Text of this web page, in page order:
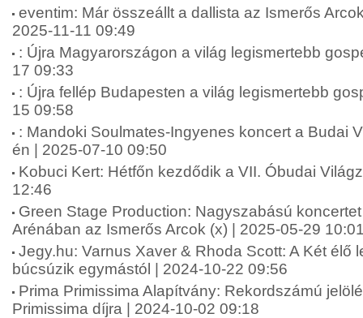
eventim: Már összeállt a dallista az Ismerős
2025-11-11 09:49
: Újra Magyarországon a világ legismertebb
17 09:33
: Újra fellép Budapesten a világ legismertebb
15 09:58
: Mandoki Soulmates-Ingyenes koncert a Budai
én | 2025-07-10 09:50
Kobuci Kert: Hétfőn kezdődik a VII. Óbudai
12:46
Green Stage Production: Nagyszabású
Arénában az Ismerős Arcok (x) | 2025-05-29
Jegy.hu: Varnus Xaver & Rhoda Scott: A Két élő
búcsúzik egymástól | 2024-10-22 09:56
Prima Primissima Alapítvány: Rekordszámú
Primissima díjra | 2024-10-02 09:18